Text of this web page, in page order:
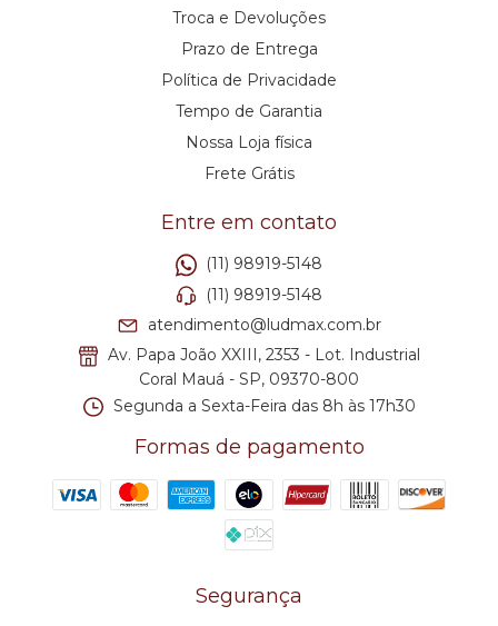
Troca e Devoluções
Prazo de Entrega
Política de Privacidade
Tempo de Garantia
Nossa Loja física
Frete Grátis
Entre em contato
(11) 98919-5148
(11) 98919-5148
atendimento@ludmax.com.br
Av. Papa João XXIII, 2353 - Lot. Industrial
Coral Mauá - SP, 09370-800
Segunda a Sexta-Feira das 8h às 17h30
Formas de pagamento
Segurança